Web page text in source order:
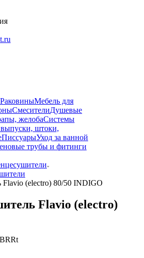
РаковиныМебель для
СмесителиДушевые
желобаСистемы
штоки,
ПиссуарыУход за ванной
трубы и фитинги
Flavio (electro) 80/50 INDIGO
Flavio (electro)